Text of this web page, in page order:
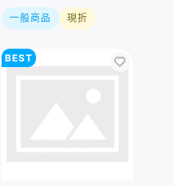
一般商品 現折
BEST